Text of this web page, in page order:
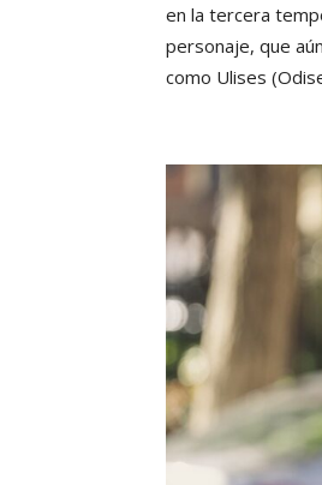
en la tercera
personaje, que
como Ulises